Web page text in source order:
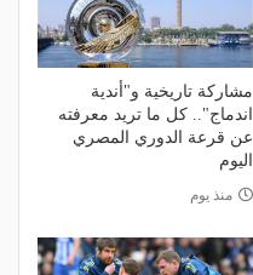
مشاركة تاريخية و"أندية
اندماج".. كل ما تريد معرفته
عن قرعة الدوري المصري
اليوم
منذ يوم